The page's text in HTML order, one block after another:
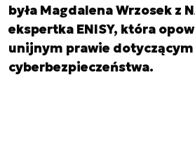
była Magdalena Wrzosek z
ekspertka ENISY, która
unijnym prawie dotyczącym
cyberbezpieczeństwa.